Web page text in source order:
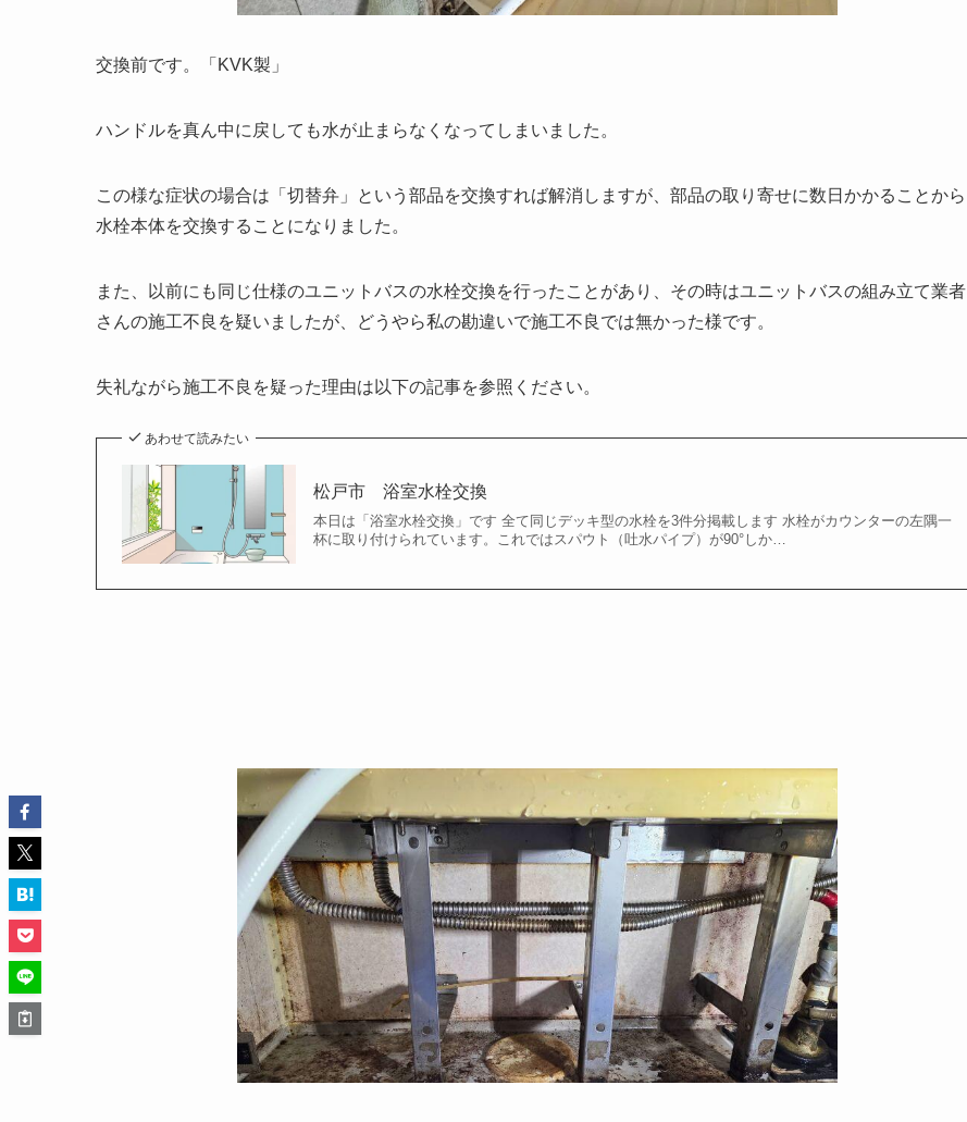
交換前です。「KVK製」
ハンドルを真ん中に戻しても水が止まらなくなってしまいました。
この様な症状の場合は「切替弁」という部品を交換すれば解消しますが、部品の取り寄せに数日かかることから
水栓本体を交換することになりました。
また、以前にも同じ仕様のユニットバスの水栓交換を行ったことがあり、その時はユニットバスの組み立て業者
さんの施工不良を疑いましたが、どうやら私の勘違いで施工不良では無かった様です。
失礼ながら施工不良を疑った理由は以下の記事を参照ください。
あわせて読みたい
松戸市 浴室水栓交換
本日は「浴室水栓交換」です 全て同じデッキ型の水栓を3件分掲載します 水栓がカウンターの左隅一
杯に取り付けられています。これではスパウト（吐水パイプ）が90°しか…